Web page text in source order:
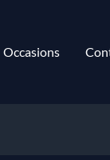
Occasions